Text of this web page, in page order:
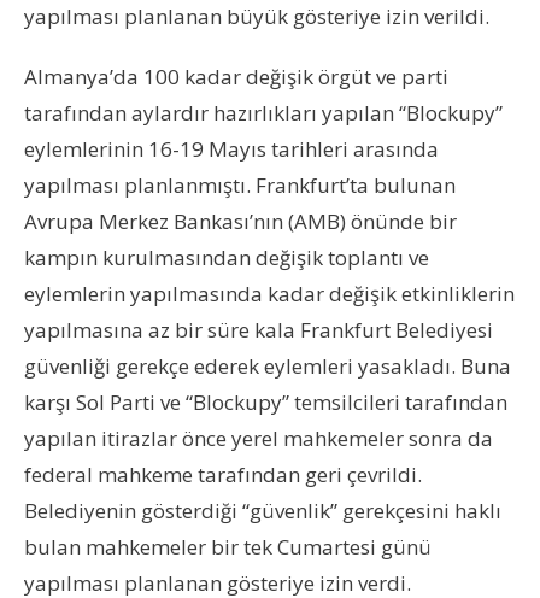
yapılması planlanan büyük gösteriye izin verildi.
Almanya’da 100 kadar değişik örgüt ve parti
tarafından aylardır hazırlıkları yapılan “Blockupy”
eylemlerinin 16-19 Mayıs tarihleri arasında
yapılması planlanmıştı. Frankfurt’ta bulunan
Avrupa Merkez Bankası’nın (AMB) önünde bir
kampın kurulmasından değişik toplantı ve
eylemlerin yapılmasında kadar değişik etkinliklerin
yapılmasına az bir süre kala Frankfurt Belediyesi
güvenliği gerekçe ederek eylemleri yasakladı. Buna
karşı Sol Parti ve “Blockupy” temsilcileri tarafından
yapılan itirazlar önce yerel mahkemeler sonra da
federal mahkeme tarafından geri çevrildi.
Belediyenin gösterdiği “güvenlik” gerekçesini haklı
bulan mahkemeler bir tek Cumartesi günü
yapılması planlanan gösteriye izin verdi.